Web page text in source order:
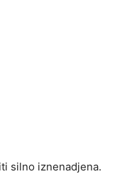
silno iznenadjena.